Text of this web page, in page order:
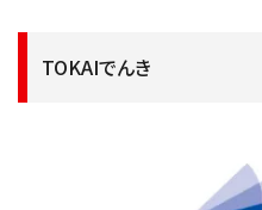
TOKAIでんき